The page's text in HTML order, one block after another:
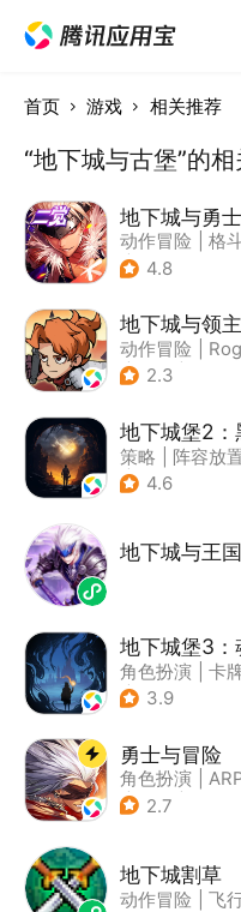
首页 游戏 相关推荐
“地下城与古堡”的
地下城与勇
动作冒险 格
| 地下城与勇士
4.8
地下城与领主
动作冒险
| 奇幻
2.3
策略 阵容放
| 欧美风
4.6
地下城与王
地下城堡3：
角色扮演 卡
| 暗黑
3.9
勇士与冒险
角色扮演
| 冒险
2.7
地下城割草
动作冒险 飞